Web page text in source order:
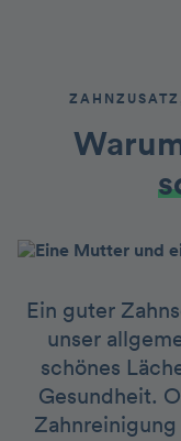
Ein guter
unser
schönes
Gesundheit.